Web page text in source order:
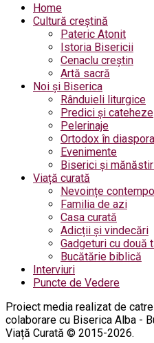
Home
Cultură creștină
Pateric Atonit
Istoria Bisericii
Cenaclu creștin
Artă sacră
Noi și Biserica
Rânduieli liturgice
Predici și cateheze
Pelerinaje
Ortodox în diaspora
Evenimente
Biserici și
Viață curată
Nevoințe
Familia de azi
Casa curată
Adicții și vindecări
Gadgeturi cu două
Bucătărie biblică
Interviuri
Puncte de Vedere
Proiect media realizat de
colaborare cu Biserica Alba -
Viață Curată © 2015-2026.